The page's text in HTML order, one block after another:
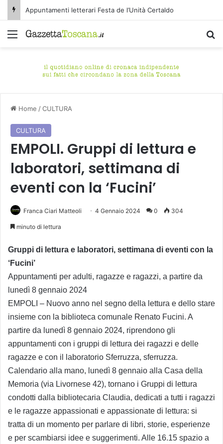
Appuntamenti letterari Festa de l’Unità Certaldo
Menu
Home /CULTURA
CULTURA
EMPOLI. Gruppi di lettura e
laboratori, settimana di
eventi con la ‘Fucini’
Franca Ciari Matteoli 4 Gennaio 2024 0 304
minuto di lettura
Gruppi di lettura e laboratori, settimana di eventi con la
‘Fucini’
Appuntamenti per adulti, ragazze e ragazzi, a partire da
lunedì 8 gennaio 2024
EMPOLI – Nuovo anno nel segno della lettura e dello stare
insieme con la biblioteca comunale Renato Fucini. A
partire da lunedì 8 gennaio 2024, riprendono gli
appuntamenti con i gruppi di lettura dei ragazzi e delle
ragazze e con il laboratorio Sferruzza, sferruzza.
Calendario alla mano, lunedì 8 gennaio alla Casa della
Memoria (via Livornese 42), tornano i Gruppi di lettura
condotti dalla bibliotecaria Claudia, dedicati a tutti i ragazzi
e le ragazze appassionati e appassionate di lettura: si
tratta di un momento per parlare di libri, storie, esperienze
e per scambiarsi idee e suggerimenti. Alle 16.15 spazio a